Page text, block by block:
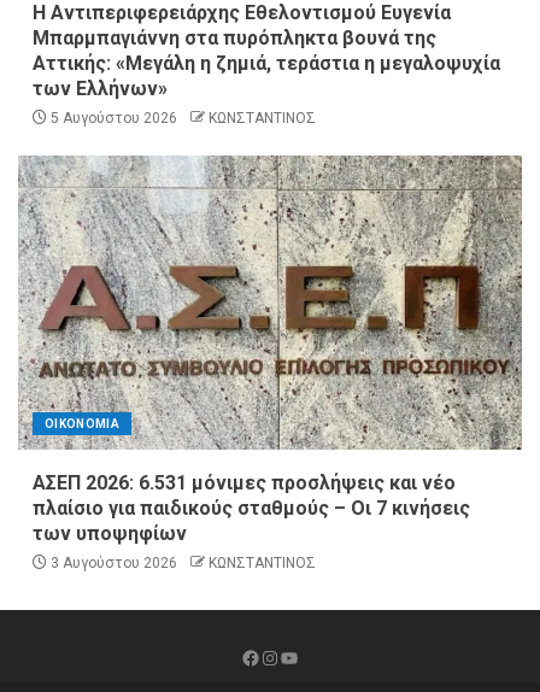
Η Αντιπεριφερειάρχης Εθελοντισμού Ευγενία
Μπαρμπαγιάννη στα πυρόπληκτα βουνά της
Αττικής: «Μεγάλη η ζημιά, τεράστια η μεγαλοψυχία
των Ελλήνων»
5 Αυγούστου 2026 ΚΩΝΣΤΑΝΤΙΝΟΣ
ΟΙΚΟΝΟΜΙΑ
ΑΣΕΠ 2026: 6.531 μόνιμες προσλήψεις και νέο
πλαίσιο για παιδικούς σταθμούς – Οι 7 κινήσεις
των υποψηφίων
3 Αυγούστου 2026 ΚΩΝΣΤΑΝΤΙΝΟΣ